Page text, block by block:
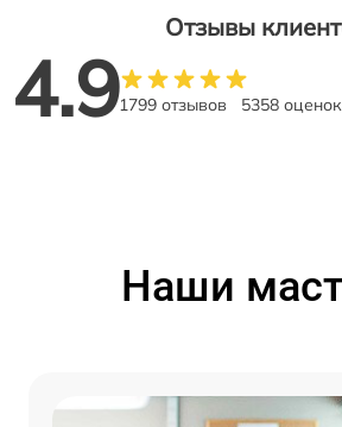
Отзывы
4.91799 отзывов 5358 оценок
Наши